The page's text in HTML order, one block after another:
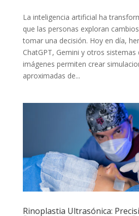
La inteligencia artificial ha
que las personas exploran
tomar una decisión. Hoy en día,
ChatGPT, Gemini y otros sistemas
imágenes permiten crear
aproximadas de...
Rinoplastia Ultrasónica: